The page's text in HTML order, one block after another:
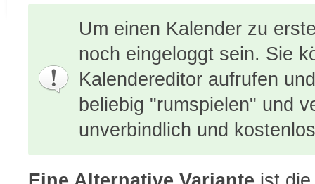
Um einen Kalender zu
noch eingeloggt sein. Sie
Kalendereditor aufrufen
beliebig "rumspielen" und
unverbindlich und